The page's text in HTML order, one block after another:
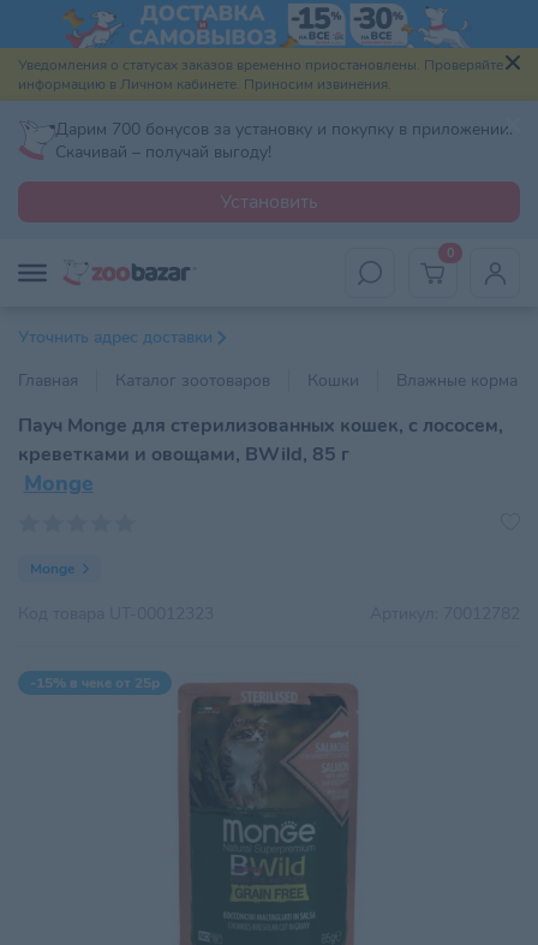
Уведомления о статусах заказов временно приостановлены. Проверяйте
информацию в Личном кабинете. Приносим извинения.
Дарим 700 бонусов за установку и покупку в приложении.
Скачивай – получай выгоду!
Установить
0
Уточнить адрес доставки
Главная
Каталог зоотоваров Кошки Влажные корма
Пауч Monge для стерилизованных кошек, с лососем,
креветками и овощами, BWild, 85 г
Monge
Monge
-15% в чеке от 25р